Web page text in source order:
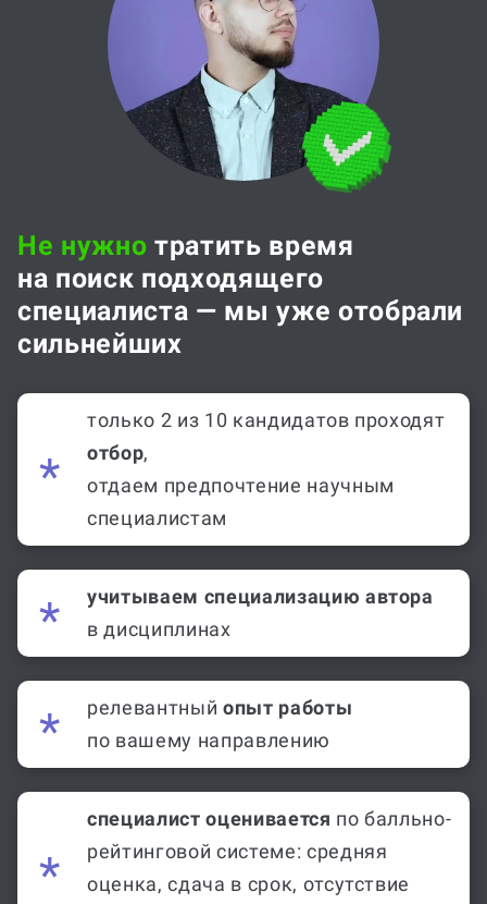
Не нужно тратить время
на поиск подходящего
специалиста — мы уже отобрали
сильнейших
только 2 из 10 кандидатов проходят
отбор,
отдаем предпочтение научным
специалистам
учитываем специализацию автора
в дисциплинах
релевантный опыт работы
по вашему направлению
специалист оценивается по балльно-
рейтинговой системе: средняя
оценка, сдача в срок, отсутствие